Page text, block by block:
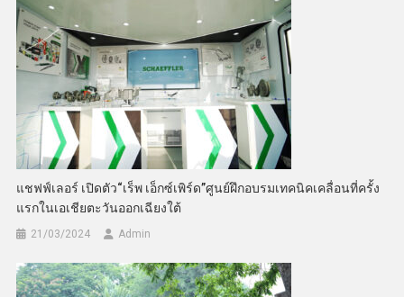
แชฟฟ์เลอร์ เปิดตัว“เร็พ เอ็กซ์เพิร์ด”ศูนย์ฝึกอบรมเทคนิคเคลื่อนที่ครั้ง
แรกในเอเชียตะวันออกเฉียงใต้
21/03/2024 Admin